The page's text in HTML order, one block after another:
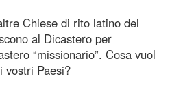
Chiese di rito latino del
al Dicastero per
“missionario”. Cosa vuol
vostri Paesi?